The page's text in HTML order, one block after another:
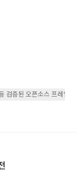
증된 오픈소스 프레임워